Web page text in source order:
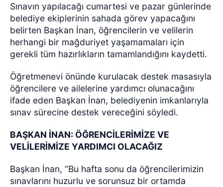
Sınavın yapılacağı cumartesi ve pazar günlerinde
belediye ekiplerinin sahada görev yapacağını
belirten Başkan İnan, öğrencilerin ve velilerin
herhangi bir mağduriyet yaşamamaları için
gerekli tüm hazırlıkların tamamlandığını kaydetti.
Öğretmenevi önünde kurulacak destek masasıyla
öğrencilere ve ailelerine yardımcı olunacağını
ifade eden Başkan İnan, belediyenin imkanlarıyla
sınav sürecine destek vereceğini söyledi.
BAŞKAN İNAN: ÖĞRENCİLERİMİZE VE
VELİLERİMİZE YARDIMCI OLACAĞIZ
Başkan İnan, “Bu hafta sonu da öğrencilerimizin
sınavlarını huzurlu ve sorunsuz bir ortamda